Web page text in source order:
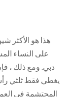
هذا هو الأكثر
على النساء
دبي. ومع ذلك ،
يغطي فقط ثلثي
المحتشمة في